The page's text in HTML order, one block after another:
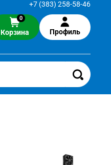
+7 (383) 258-58-46
0
Корзина Профиль